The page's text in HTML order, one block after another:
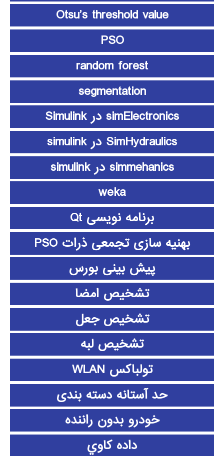
Otsu’s threshold value
PSO
random forest
segmentation
simElectronics در Simulink
SimHydraulics در simulink
simmehanics در simulink
weka
برنامه نویسی Qt
بهنیه سازی تجمعی ذرات PSO
پیش بینی بورس
تشخیص امضا
تشخیص جعل
تشخیص لبه
تولباکس WLAN
حد آستانه دسته بندی
خودرو بدون راننده
داده كاوي